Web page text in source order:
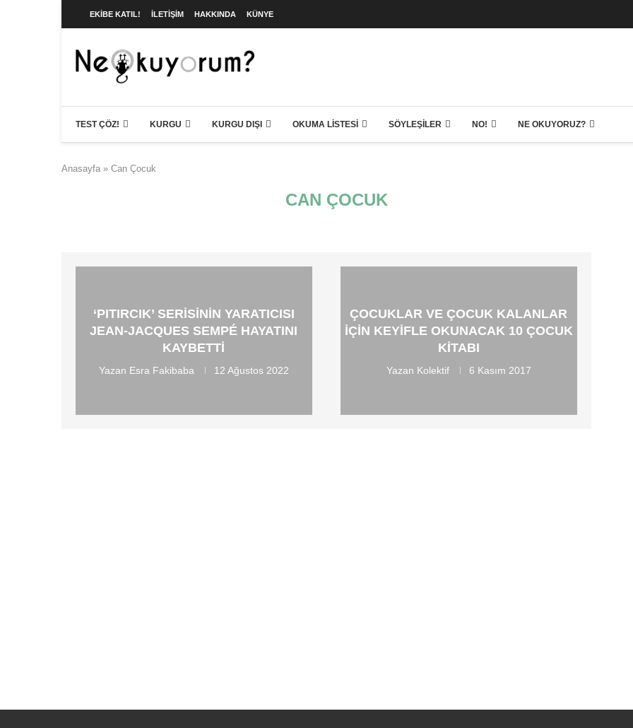
EKIBE KATIL! İLETIŞIM HAKKINDA KÜNYE
TEST ÇÖZ! KURGU KURGU DIŞI OKUMA LISTESI SÖYLEŞILER NO! NE OKUYORUZ?
Anasayfa » Can Çocuk
CAN ÇOCUK
‘PITIRCIK’ SERISININ YARATICISI
JEAN-JACQUES SEMPÉ HAYATINI
KAYBETTI
Yazan Esra Fakibaba 12 Ağustos 2022
ÇOCUKLAR VE ÇOCUK KALANLAR
IÇIN KEYIFLE OKUNACAK 10 ÇOCUK
KITABI
Yazan Kolektif 6 Kasım 2017